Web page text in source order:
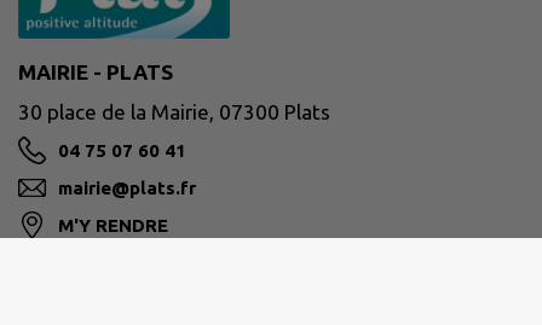
MAIRIE - PLATS
30 place de la Mairie, 07300 Plats
04 75 07 60 41
mairie@plats.fr
M'Y RENDRE